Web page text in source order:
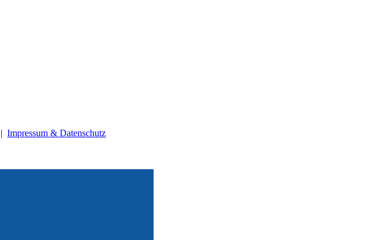
|Impressum & Datenschutz